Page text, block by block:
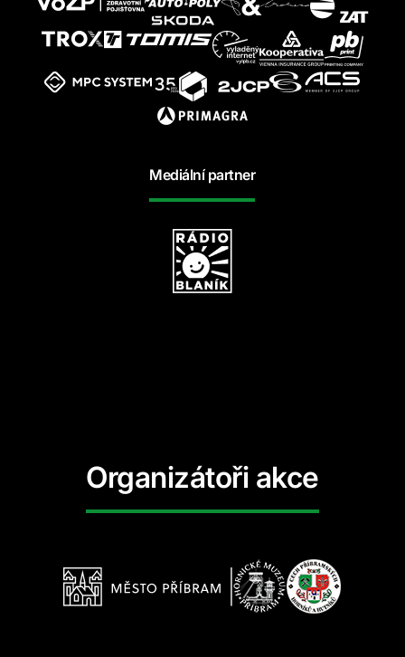
Mediální partner
Organizátoři akce